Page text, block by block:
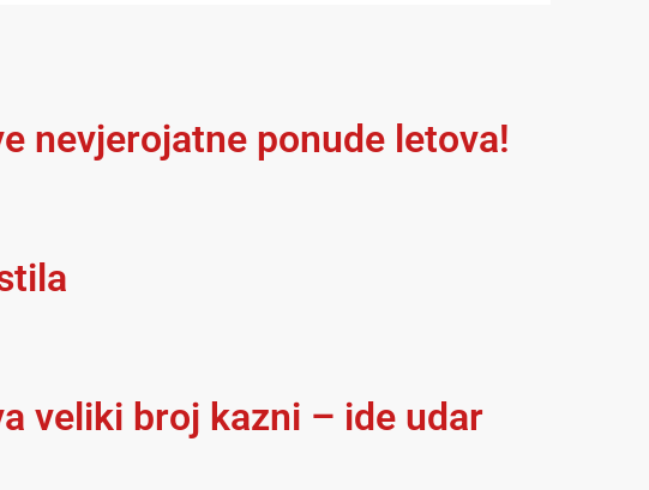
nevjerojatne ponude letova!
veliki broj kazni – ide udar